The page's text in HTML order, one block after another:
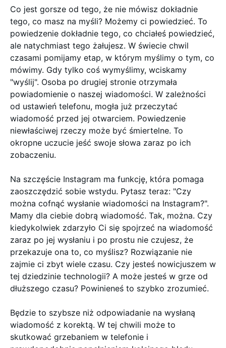
Co jest gorsze od tego, że nie mówisz dokładnie
tego, co masz na myśli? Możemy ci powiedzieć. To
powiedzenie dokładnie tego, co chciałeś powiedzieć,
ale natychmiast tego żałujesz. W świecie chwil
czasami pomijamy etap, w którym myślimy o tym, co
mówimy. Gdy tylko coś wymyślimy, wciskamy
"wyślij". Osoba po drugiej stronie otrzymała
powiadomienie o naszej wiadomości. W zależności
od ustawień telefonu, mogła już przeczytać
wiadomość przed jej otwarciem. Powiedzenie
niewłaściwej rzeczy może być śmiertelne. To
okropne uczucie jeść swoje słowa zaraz po ich
zobaczeniu.
Na szczęście Instagram ma funkcję, która pomaga
zaoszczędzić sobie wstydu. Pytasz teraz: "Czy
można cofnąć wysłanie wiadomości na Instagram?".
Mamy dla ciebie dobrą wiadomość. Tak, można. Czy
kiedykolwiek zdarzyło Ci się spojrzeć na wiadomość
zaraz po jej wysłaniu i po prostu nie czujesz, że
przekazuje ona to, co myślisz? Rozwiązanie nie
zajmie ci zbyt wiele czasu. Czy jesteś nowicjuszem w
tej dziedzinie technologii? A może jesteś w grze od
dłuższego czasu? Powinieneś to szybko zrozumieć.
Będzie to szybsze niż odpowiadanie na wysłaną
wiadomość z korektą. W tej chwili może to
skutkować grzebaniem w telefonie i